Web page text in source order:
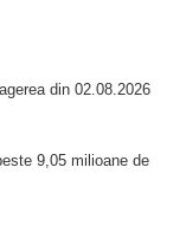
din 02.08.2026
9,05 milioane de